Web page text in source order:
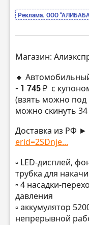
Реклама. ООО
Магазин:
🔸
- 1 745 ₽ с
(взять можно
можно скинуть
Доставка из РФ ►
erid=2SDnje...
▫️ LED-дисплей,
трубка для
▫️ 4 насадки-
давления
▫️ аккумулятор
непрерывной